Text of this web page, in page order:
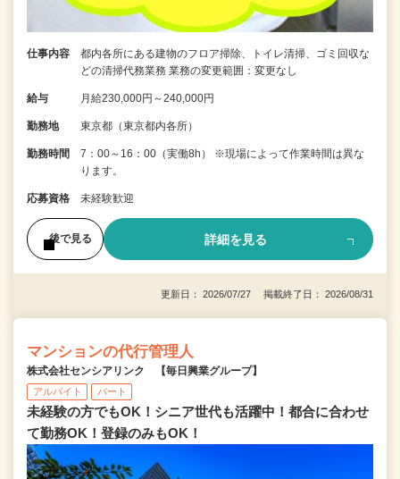
仕事内容
都内各所にある建物のフロア掃除、トイレ清掃、ゴミ回収な
どの清掃代務業務 業務の変更範囲：変更なし
給与 月給230,000円～240,000円
勤務地 東京都（東京都内各所）
勤務時間
7：00～16：00（実働8h） ※現場によって作業時間は異な
ります。
応募資格 未経験歓迎
後で見る 詳細を見る
更新日： 2026/07/27 掲載終了日： 2026/08/31
マンションの代行管理人
株式会社センシアリンク 【毎日興業グループ】
アルバイト パート
未経験の方でもOK！シニア世代も活躍中！都合に合わせ
て勤務OK！登録のみもOK！